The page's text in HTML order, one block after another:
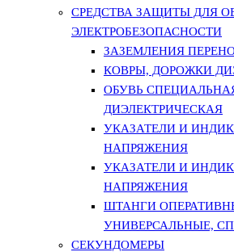
СРЕДСТВА ЗАЩИТЫ ДЛЯ
ЭЛЕКТРОБЕЗОПАСНОСТИ
ЗАЗЕМЛЕНИЯ
КОВРЫ, ДОРОЖКИ
ОБУВЬ
ДИЭЛЕКТРИЧЕСКАЯ
УКАЗАТЕЛИ И
НАПРЯЖЕНИЯ
УКАЗАТЕЛИ И
НАПРЯЖЕНИЯ
ШТАНГИ
УНИВЕРСАЛЬНЫЕ,
СЕКУНДОМЕРЫ